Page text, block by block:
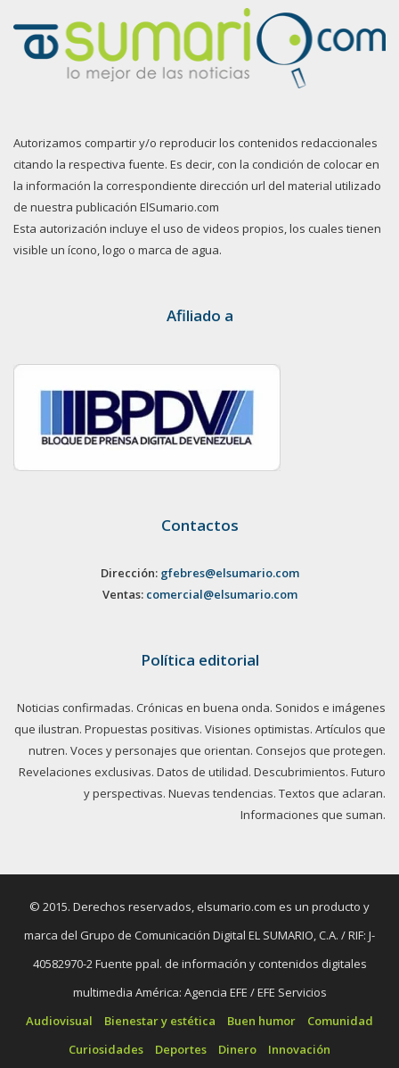
Autorizamos compartir y/o reproducir los contenidos redaccionales
citando la respectiva fuente. Es decir, con la condición de colocar en
la información la correspondiente dirección url del material utilizado
de nuestra publicación ElSumario.com
Esta autorización incluye el uso de videos propios, los cuales tienen
visible un ícono, logo o marca de agua.
Afiliado a
Contactos
Dirección: gfebres@elsumario.com
Ventas: comercial@elsumario.com
Política editorial
Noticias confirmadas. Crónicas en buena onda. Sonidos e imágenes
que ilustran. Propuestas positivas. Visiones optimistas. Artículos que
nutren. Voces y personajes que orientan. Consejos que protegen.
Revelaciones exclusivas. Datos de utilidad. Descubrimientos. Futuro
y perspectivas. Nuevas tendencias. Textos que aclaran.
Informaciones que suman.
© 2015. Derechos reservados, elsumario.com es un producto y
marca del Grupo de Comunicación Digital EL SUMARIO, C.A. / RIF: J-
40582970-2 Fuente ppal. de información y contenidos digitales
multimedia América: Agencia EFE / EFE Servicios
Audiovisual
Bienestar y estética Buen humor
Comunidad
Curiosidades
Deportes Dinero Innovación